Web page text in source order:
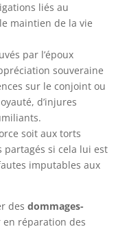
liés au
maintien de la vie
par l’époux
souveraine
sur le conjoint ou
d’injures
soit aux torts
partagés si cela lui est
imputables aux
des dommages-
en réparation des